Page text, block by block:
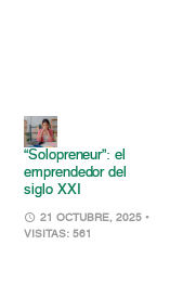
“Solopreneur”: el
emprendedor del
siglo XXI
21 OCTUBRE, 2025 •
VISITAS: 561